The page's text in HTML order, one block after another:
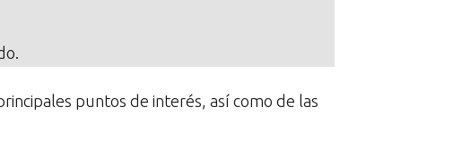
puntos de interés, así como de las